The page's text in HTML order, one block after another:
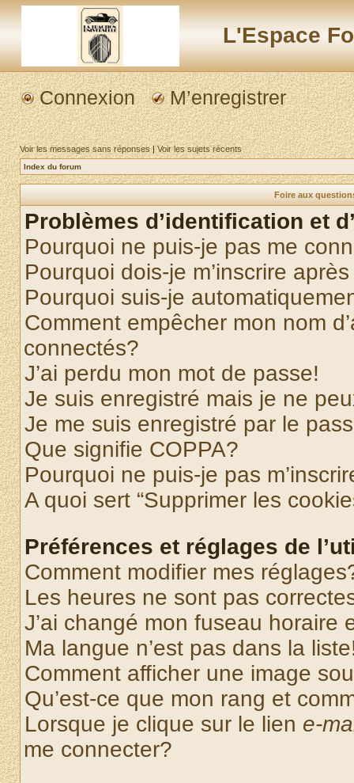
L'Espace
Connexion M’enregistrer
Voir les messages sans réponses|Voir les sujets récents
Index du forum
Foire aux
Problèmes d’identification et
Pourquoi ne puis-je pas me
Pourquoi dois-je m’inscrire
Pourquoi suis-je
Comment empêcher mon nom
connectés?
J’ai perdu mon mot de passe!
Je suis enregistré mais je ne
Je me suis enregistré par le
Que signifie COPPA?
Pourquoi ne puis-je pas
A quoi sert “Supprimer les
Préférences et réglages de
Comment modifier mes
Les heures ne sont pas
J’ai changé mon fuseau horaire
Ma langue n’est pas dans la
Comment afficher une image
Qu’est-ce que mon rang et
Lorsque je clique sur le lien e-
me connecter?